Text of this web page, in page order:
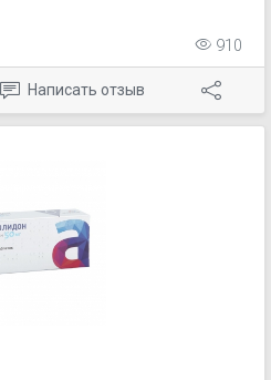
910
Написать отзыв